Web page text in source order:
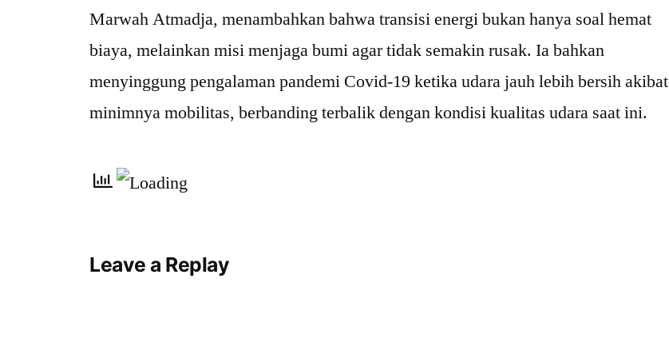
Marwah Atmadja, menambahkan bahwa transisi energi bukan hanya soal hemat
biaya, melainkan misi menjaga bumi agar tidak semakin rusak. Ia bahkan
menyinggung pengalaman pandemi Covid-19 ketika udara jauh lebih bersih akibat
minimnya mobilitas, berbanding terbalik dengan kondisi kualitas udara saat ini.
Leave a Replay